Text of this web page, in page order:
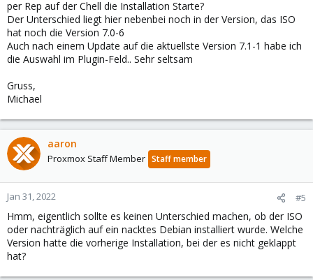
per Rep auf der Chell die Installation Starte?
Der Unterschied liegt hier nebenbei noch in der Version, das ISO
hat noch die Version 7.0-6
Auch nach einem Update auf die aktuellste Version 7.1-1 habe ich
die Auswahl im Plugin-Feld.. Sehr seltsam
Gruss,
Michael
aaron
Proxmox Staff Member Staff member
Jan 31, 2022 #5
Hmm, eigentlich sollte es keinen Unterschied machen, ob der ISO
oder nachträglich auf ein nacktes Debian installiert wurde. Welche
Version hatte die vorherige Installation, bei der es nicht geklappt
hat?